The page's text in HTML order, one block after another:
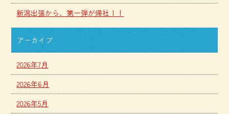
新潟出張から、第一弾が帰社！！
アーカイブ
2026年7月
2026年6月
2026年5月